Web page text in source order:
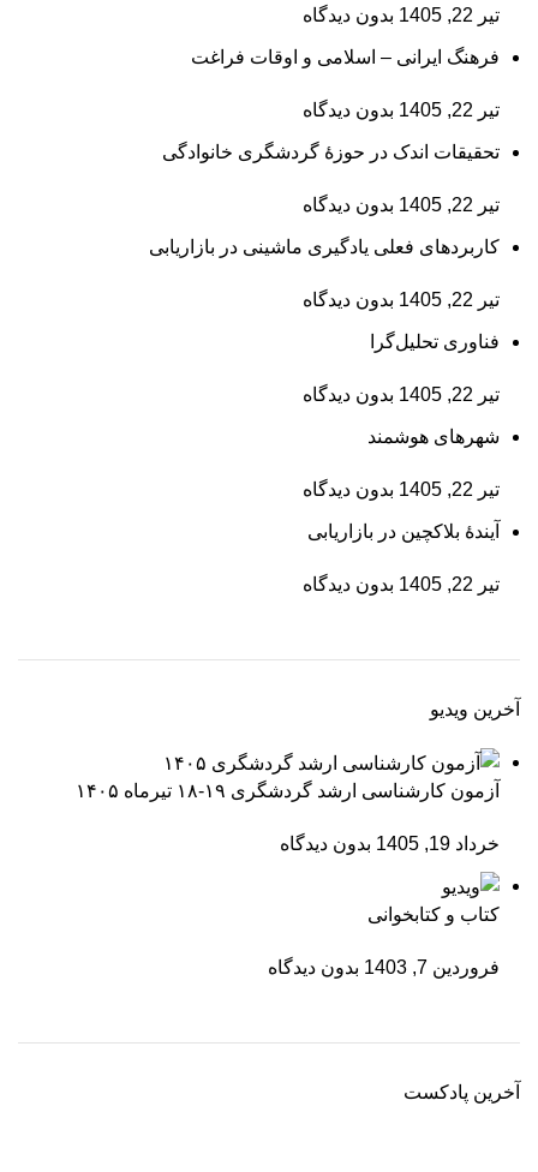
تیر 22, 1405 بدون دیدگاه
فرهنگ ایرانی – اسلامی و اوقات فراغت
تیر 22, 1405 بدون دیدگاه
تحقیقات اندک در حوزۀ گردشگری خانوادگی
تیر 22, 1405 بدون دیدگاه
کاربردهای فعلی یادگیری ماشینی در بازاریابی
تیر 22, 1405 بدون دیدگاه
فناوری تحلیل‌گرا
تیر 22, 1405 بدون دیدگاه
شهرهای هوشمند
تیر 22, 1405 بدون دیدگاه
آیندۀ بلاکچین در بازاریابی
تیر 22, 1405 بدون دیدگاه
آخرین ویدیو
آزمون کارشناسی ارشد گردشگری ۱۹-۱۸ تیرماه ۱۴۰۵
خرداد 19, 1405 بدون دیدگاه
کتاب و کتابخوانی
فروردین 7, 1403 بدون دیدگاه
آخرین پادکست